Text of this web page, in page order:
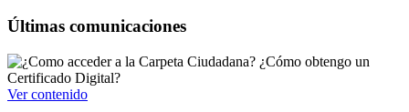
Últimas comunicaciones
Ver contenido